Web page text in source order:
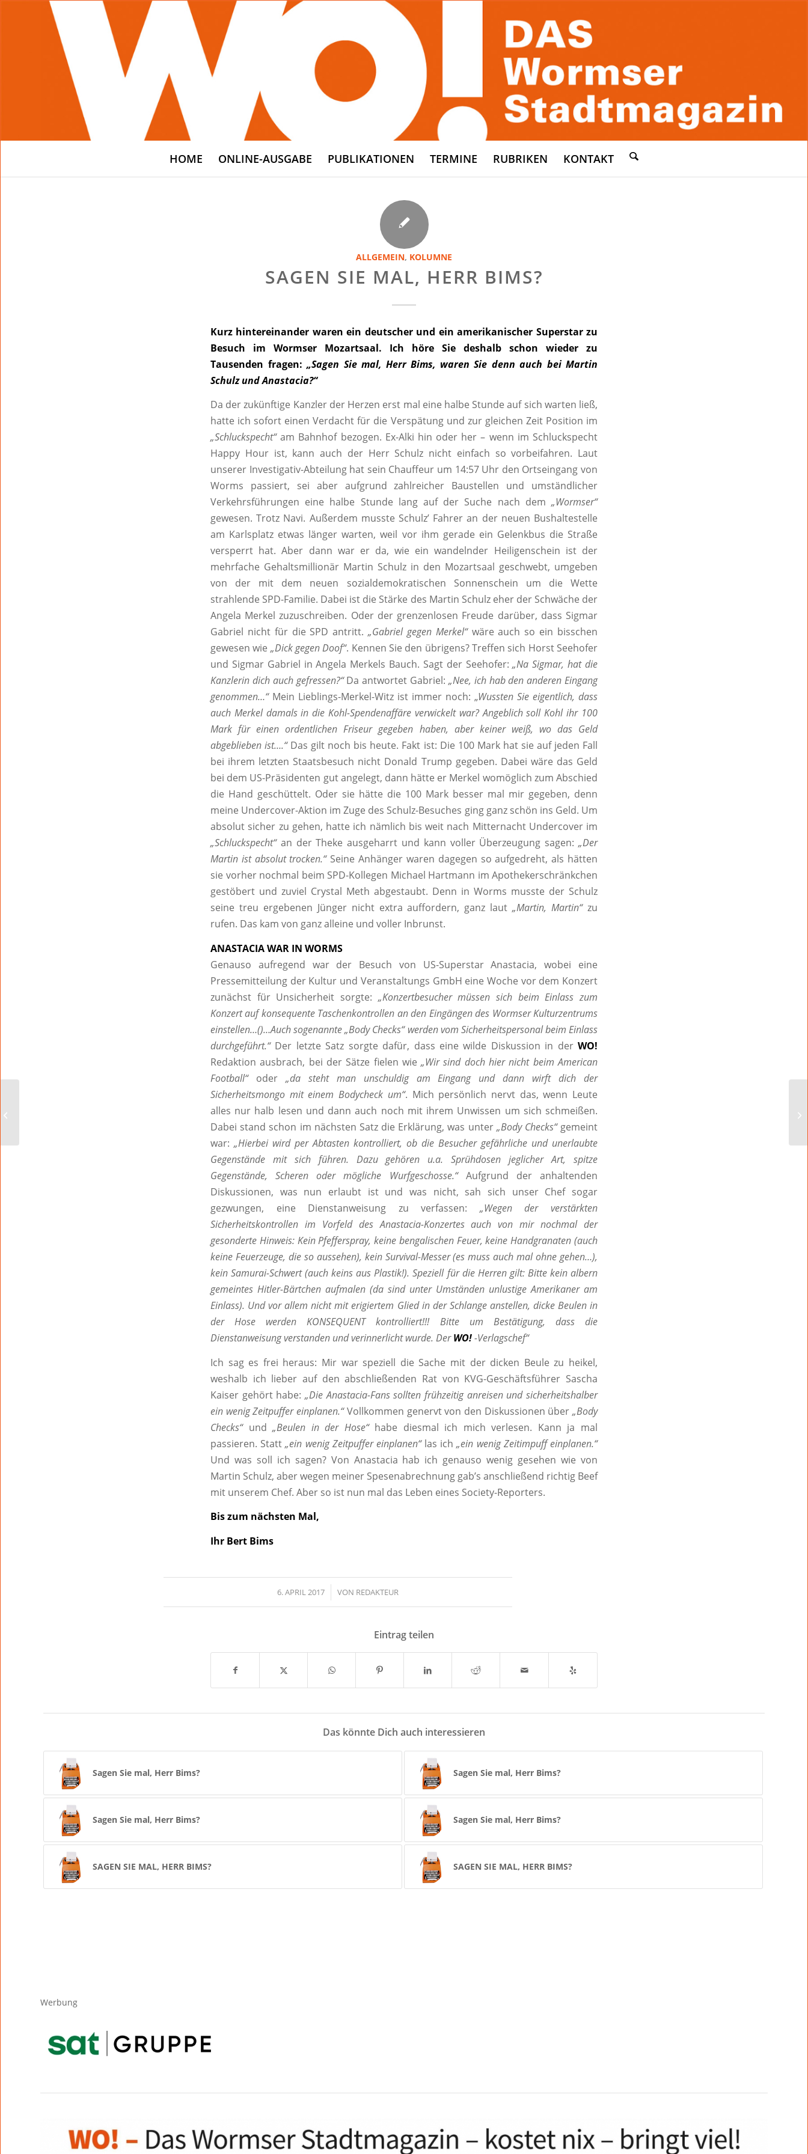
HOME ONLINE-AUSGABE PUBLIKATIONEN TERMINE RUBRIKEN KONTAKT
ALLGEMEIN, KOLUMNE
SAGEN SIE MAL, HERR BIMS?
Kurz hintereinander waren ein deutscher und ein amerikanischer Superstar zu
Besuch im Wormser Mozartsaal. Ich höre Sie deshalb schon wieder zu
Tausenden fragen: „Sagen Sie mal, Herr Bims, waren Sie denn auch bei Martin
Schulz und Anastacia?“
Da der zukünftige Kanzler der Herzen erst mal eine halbe Stunde auf sich warten ließ,
hatte ich sofort einen Verdacht für die Verspätung und zur gleichen Zeit Position im
„Schluckspecht“am Bahnhof bezogen. Ex-Alki hin oder her – wenn im Schluckspecht
Happy Hour ist, kann auch der Herr Schulz nicht einfach so vorbeifahren. Laut
unserer Investigativ-Abteilung hat sein Chauffeur um 14:57 Uhr den Ortseingang von
Worms passiert, sei aber aufgrund zahlreicher Baustellen und umständlicher
Verkehrsführungen eine halbe Stunde lang auf der Suche nach dem „Wormser“
gewesen. Trotz Navi. Außerdem musste Schulz’ Fahrer an der neuen Bushaltestelle
am Karlsplatz etwas länger warten, weil vor ihm gerade ein Gelenkbus die Straße
versperrt hat. Aber dann war er da, wie ein wandelnder Heiligenschein ist der
mehrfache Gehaltsmillionär Martin Schulz in den Mozartsaal geschwebt, umgeben
von der mit dem neuen sozialdemokratischen Sonnenschein um die Wette
strahlende SPD-Familie. Dabei ist die Stärke des Martin Schulz eher der Schwäche der
Angela Merkel zuzuschreiben. Oder der grenzenlosen Freude darüber, dass Sigmar
Gabriel nicht für die SPD antritt.„Gabriel gegen Merkel“wäre auch so ein bisschen
gewesen wie „Dick gegen Doof“. Kennen Sie den übrigens? Treffen sich Horst Seehofer
und Sigmar Gabriel in Angela Merkels Bauch. Sagt der Seehofer: „Na Sigmar, hat die
Kanzlerin dich auch gefressen?“Da antwortet Gabriel: „Nee, ich hab den anderen Eingang
genommen…“Mein Lieblings-Merkel-Witz ist immer noch: „Wussten Sie eigentlich, dass
auch Merkel damals in die Kohl-Spendenaffäre verwickelt war? Angeblich soll Kohl ihr 100
Mark für einen ordentlichen Friseur gegeben haben, aber keiner weiß, wo das Geld
abgeblieben ist….“Das gilt noch bis heute. Fakt ist: Die 100 Mark hat sie auf jeden Fall
bei ihrem letzten Staatsbesuch nicht Donald Trump gegeben. Dabei wäre das Geld
bei dem US-Präsidenten gut angelegt, dann hätte er Merkel womöglich zum Abschied
die Hand geschüttelt. Oder sie hätte die 100 Mark besser mal mir gegeben, denn
meine Undercover-Aktion im Zuge des Schulz-Besuches ging ganz schön ins Geld. Um
absolut sicher zu gehen, hatte ich nämlich bis weit nach Mitternacht Undercover im
„Schluckspecht“an der Theke ausgeharrt und kann voller Überzeugung sagen: „Der
Martin ist absolut trocken.“Seine Anhänger waren dagegen so aufgedreht, als hätten
sie vorher nochmal beim SPD-Kollegen Michael Hartmann im Apothekerschränkchen
gestöbert und zuviel Crystal Meth abgestaubt. Denn in Worms musste der Schulz
seine treu ergebenen Jünger nicht extra auffordern, ganz laut„Martin, Martin“zu
rufen. Das kam von ganz alleine und voller Inbrunst.
ANASTACIA WAR IN WORMS
Genauso aufregend war der Besuch von US-Superstar Anastacia, wobei eine
Pressemitteilung der Kultur und Veranstaltungs GmbH eine Woche vor dem Konzert
zunächst für Unsicherheit sorgte: „Konzertbesucher müssen sich beim Einlass zum
Konzert auf konsequente Taschenkontrollen an den Eingängen des Wormser Kulturzentrums
einstellen…()…Auch sogenannte „Body Checks“ werden vom Sicherheitspersonal beim Einlass
durchgeführt.“Der letzte Satz sorgte dafür, dass eine wilde Diskussion in der WO!
Redaktion ausbrach, bei der Sätze fielen wie„Wir sind doch hier nicht beim American
Football“oder „da steht man unschuldig am Eingang und dann wirft dich der
Sicherheitsmongo mit einem Bodycheck um“. Mich persönlich nervt das, wenn Leute
alles nur halb lesen und dann auch noch mit ihrem Unwissen um sich schmeißen.
Dabei stand schon im nächsten Satz die Erklärung, was unter „Body Checks“gemeint
war: „Hierbei wird per Abtasten kontrolliert, ob die Besucher gefährliche und unerlaubte
Gegenstände mit sich führen. Dazu gehören u.a. Sprühdosen jeglicher Art, spitze
Gegenstände, Scheren oder mögliche Wurfgeschosse.“Aufgrund der anhaltenden
Diskussionen, was nun erlaubt ist und was nicht, sah sich unser Chef sogar
gezwungen, eine Dienstanweisung zu verfassen: „Wegen der verstärkten
Sicherheitskontrollen im Vorfeld des Anastacia-Konzertes auch von mir nochmal der
gesonderte Hinweis: Kein Pfefferspray, keine bengalischen Feuer, keine Handgranaten (auch
keine Feuerzeuge, die so aussehen), kein Survival-Messer (es muss auch mal ohne gehen…),
kein Samurai-Schwert (auch keins aus Plastik!). Speziell für die Herren gilt: Bitte kein albern
gemeintes Hitler-Bärtchen aufmalen (da sind unter Umständen unlustige Amerikaner am
Einlass). Und vor allem nicht mit erigiertem Glied in der Schlange anstellen, dicke Beulen in
der Hose werden KONSEQUENT kontrolliert!!! Bitte um Bestätigung, dass die
Dienstanweisung verstanden und verinnerlicht wurde. DerWO!-Verlagschef“
Ich sag es frei heraus: Mir war speziell die Sache mit der dicken Beule zu heikel,
weshalb ich lieber auf den abschließenden Rat von KVG-Geschäftsführer Sascha
Kaiser gehört habe: „Die Anastacia-Fans sollten frühzeitig anreisen und sicherheitshalber
ein wenig Zeitpuffer einplanen.“Vollkommen genervt von den Diskussionen über„Body
Checks“und„Beulen in der Hose“habe diesmal ich mich verlesen. Kann ja mal
passieren. Statt„ein wenig Zeitpuffer einplanen“las ich „ein wenig Zeitimpuff einplanen.“
Und was soll ich sagen? Von Anastacia hab ich genauso wenig gesehen wie von
Martin Schulz, aber wegen meiner Spesenabrechnung gab’s anschließend richtig Beef
mit unserem Chef. Aber so ist nun mal das Leben eines Society-Reporters.
Bis zum nächsten Mal,
Ihr Bert Bims
6. APRIL 2017
/ VON REDAKTEUR
Eintrag teilen
Das könnte Dich auch interessieren
Sagen Sie mal, Herr Bims? Sagen Sie mal, Herr Bims?
Sagen Sie mal, Herr Bims? Sagen Sie mal, Herr Bims?
SAGEN SIE MAL, HERR BIMS? SAGEN SIE MAL, HERR BIMS?
Werbung